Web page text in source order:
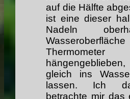
auf die Hälfte
ist eine dieser
Nadeln
Thermometer
gleich ins
lassen. Ich
betrachte mir das